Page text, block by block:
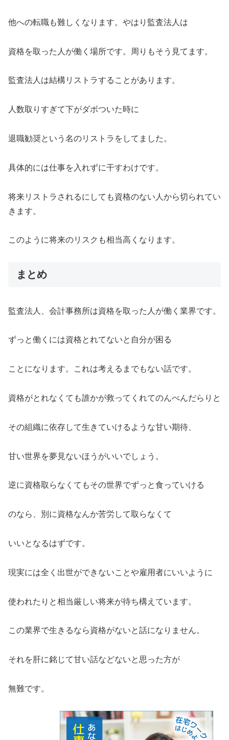
他への転職も難しくなります。やはり監査法人は
資格を取った人が働く場所です。周りもそう見てます。
監査法人は結構リストラすることがあります。
人数取りすぎて下がダボついた時に
退職勧奨という名のリストラをしてました。
具体的には仕事を入れずに干すわけです。
将来リストラされるにしても資格のない人から切られてい
きます。
このように将来のリスクも相当高くなります。
まとめ
監査法人、会計事務所は資格を取った人が働く業界です。
ずっと働くには資格とれてないと自分が困る
ことになります。これは考えるまでもない話です。
資格がとれなくても誰かが救ってくれてのんべんだらりと
その組織に依存して生きていけるような甘い期待、
甘い世界を夢見ないほうがいいでしょう。
逆に資格取らなくてもその世界でずっと食っていける
のなら、別に資格なんか苦労して取らなくて
いいとなるはずです。
現実には全く出世ができないことや雇用者にいいように
使われたりと相当厳しい将来が待ち構えています。
この業界で生きるなら資格がないと話になりません。
それを肝に銘じて甘い話などないと思った方が
無難です。